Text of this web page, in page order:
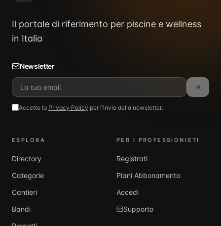
Il portale di riferimento per piscine e wellness
in Italia
Newsletter
Accetto la Privacy Policy per l'invio della newsletter.
ESPLORA
Directory
Categorie
Cantieri
Bandi
PER I PROFESSIONISTI
Registrati
Piani Abbonamento
Accedi
Supporto